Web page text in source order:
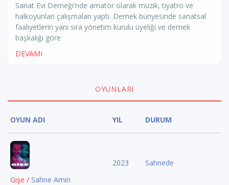
Sanat Evi Derneği'nde amatör olarak müzik, tiyatro ve
halkoyunları çalışmaları yaptı. Dernek bünyesinde sanatsal
faaliyetlerin yanı sıra yönetim kurulu üyeliği ve dernek
başkalığı göre
DEVAMI
OYUNLARI
OYUN ADI YIL DURUM
Gişe / Sahne Amiri
2023 Sahnede